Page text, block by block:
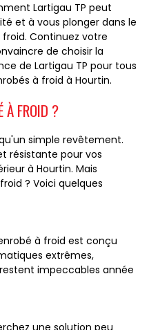
Lartigau TP peut
et à vous plonger dans le
Continuez votre
de choisir la
de Lartigau TP pour tous
à froid à Hourtin.
À FROID ?
simple revêtement.
résistante pour vos
à Hourtin. Mais
? Voici quelques
à froid est conçu
extrêmes,
impeccables année
une solution peu